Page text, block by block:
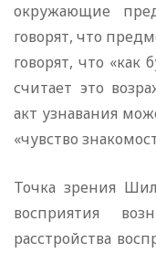
окружающие
говорят, что
говорят, что
считает это
акт узнавания
«чувство
Точка зрения
восприятия
расстройства